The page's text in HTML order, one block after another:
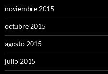
noviembre 2015
octubre 2015
agosto 2015
julio 2015